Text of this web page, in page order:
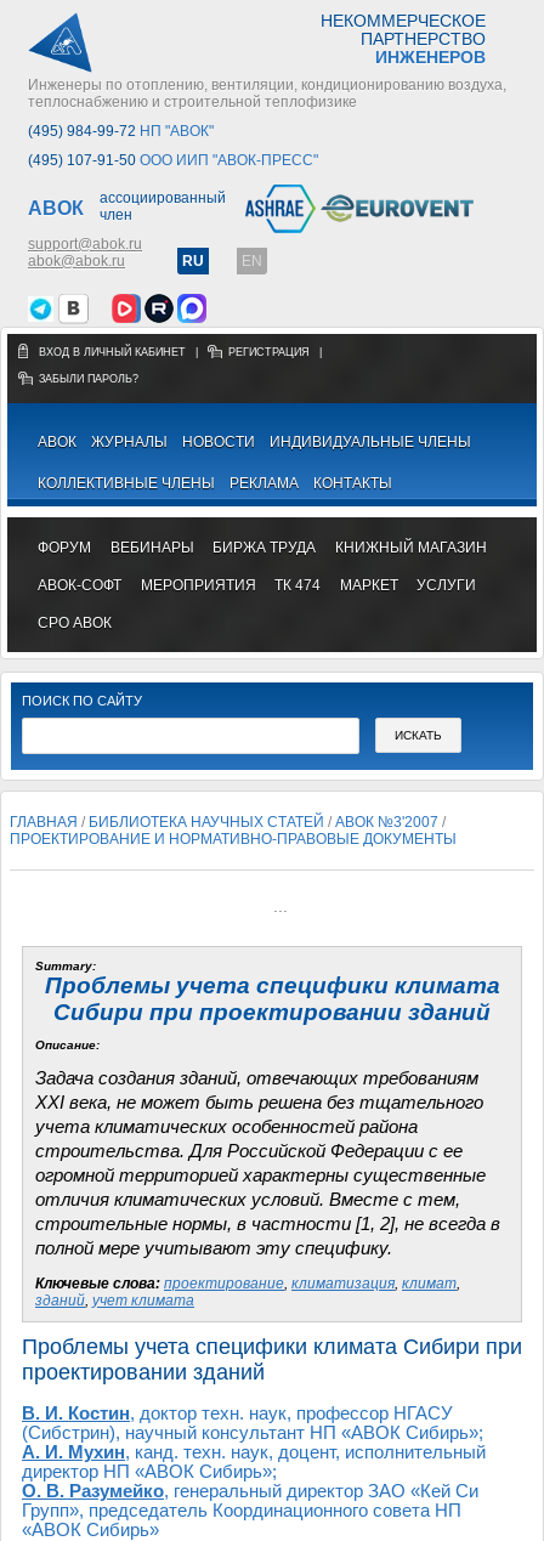
НЕКОММЕРЧЕСКОЕ
ПАРТНЕРСТВО
ИНЖЕНЕРОВ
Инженеры по отоплению, вентиляции, кондиционированию воздуха,
теплоснабжению и строительной теплофизике
(495) 984-99-72 НП "АВОК"
(495) 107-91-50 ООО ИИП "АВОК-ПРЕСС"
АВОК
ассоциированный
член
support@abok.ru
abok@abok.ru
RU EN
ВХОД В ЛИЧНЫЙ КАБИНЕТ РЕГИСТРАЦИЯ
ЗАБЫЛИ ПАРОЛЬ?
АВОК ЖУРНАЛЫ НОВОСТИ ИНДИВИДУАЛЬНЫЕ ЧЛЕНЫ
КОЛЛЕКТИВНЫЕ ЧЛЕНЫ РЕКЛАМА КОНТАКТЫ
ФОРУМ ВЕБИНАРЫ БИРЖА ТРУДА КНИЖНЫЙ МАГАЗИН
АВОК-СОФТ МЕРОПРИЯТИЯ ТК 474 МАРКЕТ УСЛУГИ
СРО АВОК
ПОИСК ПО САЙТУ
ГЛАВНАЯ / БИБЛИОТЕКА НАУЧНЫХ СТАТЕЙ /АВОК №3'2007 /
ПРОЕКТИРОВАНИЕ И НОРМАТИВНО-ПРАВОВЫЕ ДОКУМЕНТЫ
Summary:
Проблемы учета специфики климата
Сибири при проектировании зданий
Описание:
Задача создания зданий, отвечающих требованиям
ХХI века, не может быть решена без тщательного
учета климатических особенностей района
строительства. Для Российской Федерации с ее
огромной территорией характерны существенные
отличия климатических условий. Вместе с тем,
строительные нормы, в частности [1, 2], не всегда в
полной мере учитывают эту специфику.
Ключевые слова: проектирование, климатизация, климат,
зданий, учет климата
Проблемы учета специфики климата Сибири при
проектировании зданий
В. И. Костин, доктор техн. наук, профессор НГАСУ
(Сибстрин), научный консультант НП «АВОК Сибирь»;
А. И. Мухин, канд. техн. наук, доцент, исполнительный
директор НП «АВОК Сибирь»;
О. В. Разумейко, генеральный директор ЗАО «Кей Си
Групп», председатель Координационного совета НП
«АВОК Сибирь»